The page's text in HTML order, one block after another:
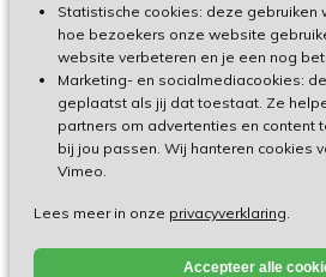
Statistische cookies: deze gebruiken
hoe bezoekers onze website
website verbeteren en je een nog
Marketing- en socialmediacookies:
geplaatst als jij dat toestaat. Ze
partners om advertenties en content
bij jou passen. Wij hanteren cookies
Vimeo.
Lees meer in onze privacyverklaring.
Accepteer alle
Made by Ivengi